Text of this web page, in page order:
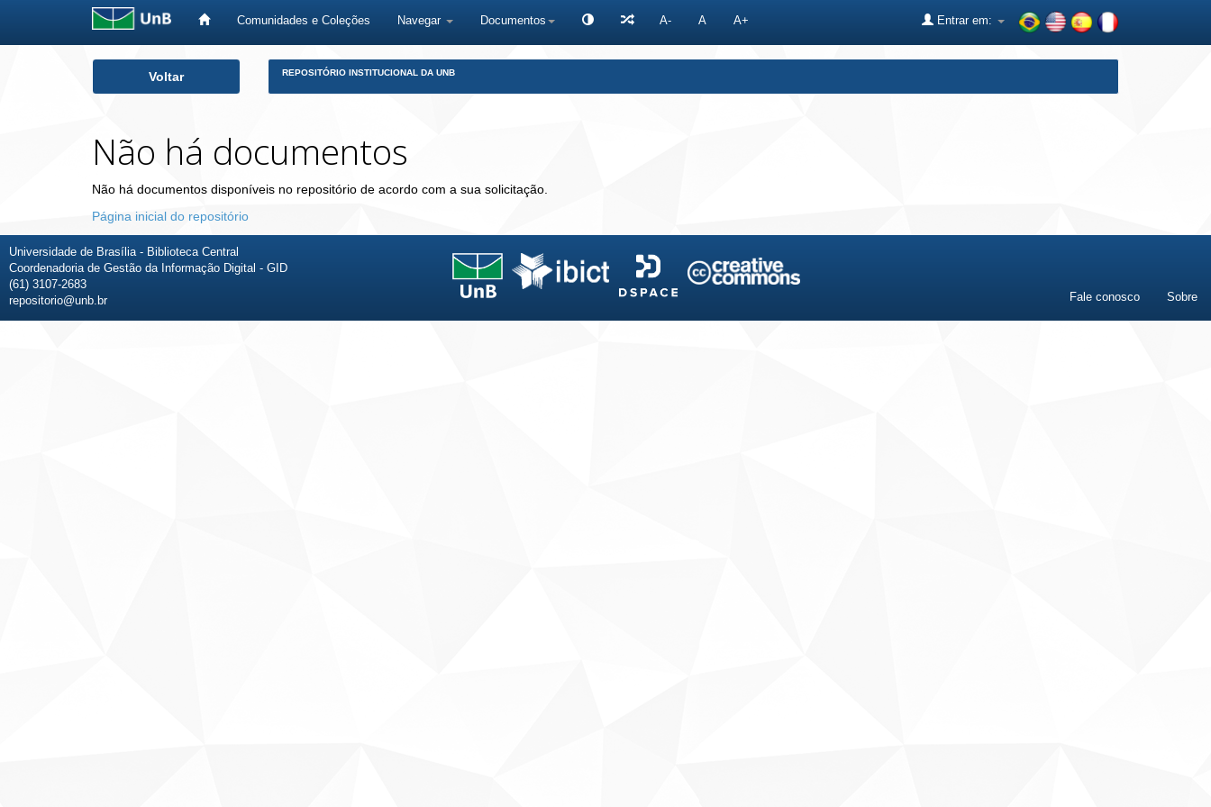
Comunidades e Coleções Navegar Documentos A- A A+ Entrar em:
Voltar REPOSITÓRIO INSTITUCIONAL DA UNB
Não há documentos
Não há documentos disponíveis no repositório de acordo com a sua solicitação.
Página inicial do repositório
Universidade de Brasília - Biblioteca Central
Coordenadoria de Gestão da Informação Digital - GID
(61) 3107-2683
repositorio@unb.br
Fale conosco Sobre